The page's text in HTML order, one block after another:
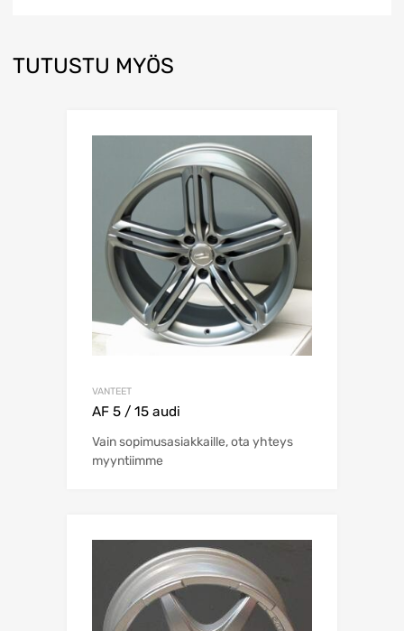
TUTUSTU MYÖS
VANTEET
AF 5 / 15 audi
Vain sopimusasiakkaille, ota yhteys
myyntiimme